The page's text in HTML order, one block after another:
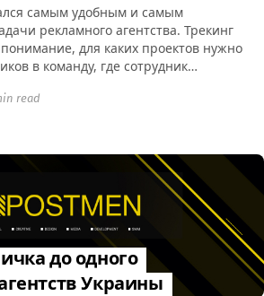
самым удобным и самым
рекламного агентства. Трекинг
для каких проектов нужно
в команду, где сотрудник
read
до одного
Украины